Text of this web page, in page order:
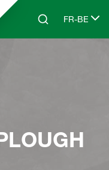
main content
SearchFR-BE
Select